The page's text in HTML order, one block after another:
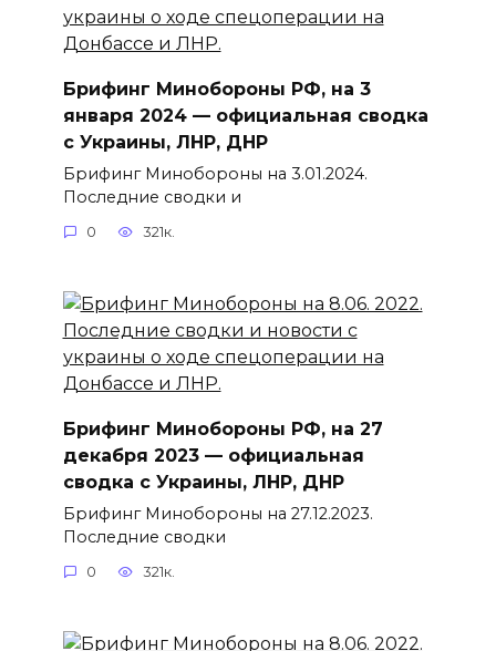
Брифинг Минобороны РФ, на 3
января 2024 — официальная сводка
с Украины, ЛНР, ДНР
Брифинг Минобороны на 3.01.2024.
Последние сводки и
0 321к.
Брифинг Минобороны РФ, на 27
декабря 2023 — официальная
сводка с Украины, ЛНР, ДНР
Брифинг Минобороны на 27.12.2023.
Последние сводки
0 321к.